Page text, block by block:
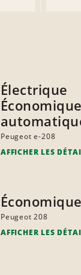
Électrique
Économique
Peugeot e-208
AFFICHER LES
Peugeot 208
AFFICHER LES